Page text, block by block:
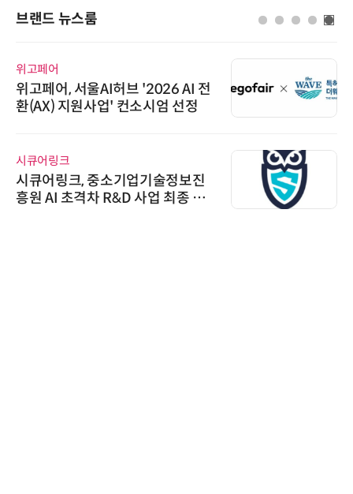
브랜드 뉴스룸
위고페어
위고페어, 서울AI허브 '2026 AI 전
환(AX) 지원사업' 컨소시엄 선정
시큐어링크
시큐어링크, 중소기업기술정보진
흥원 AI 초격차 R&D 사업 최종 선